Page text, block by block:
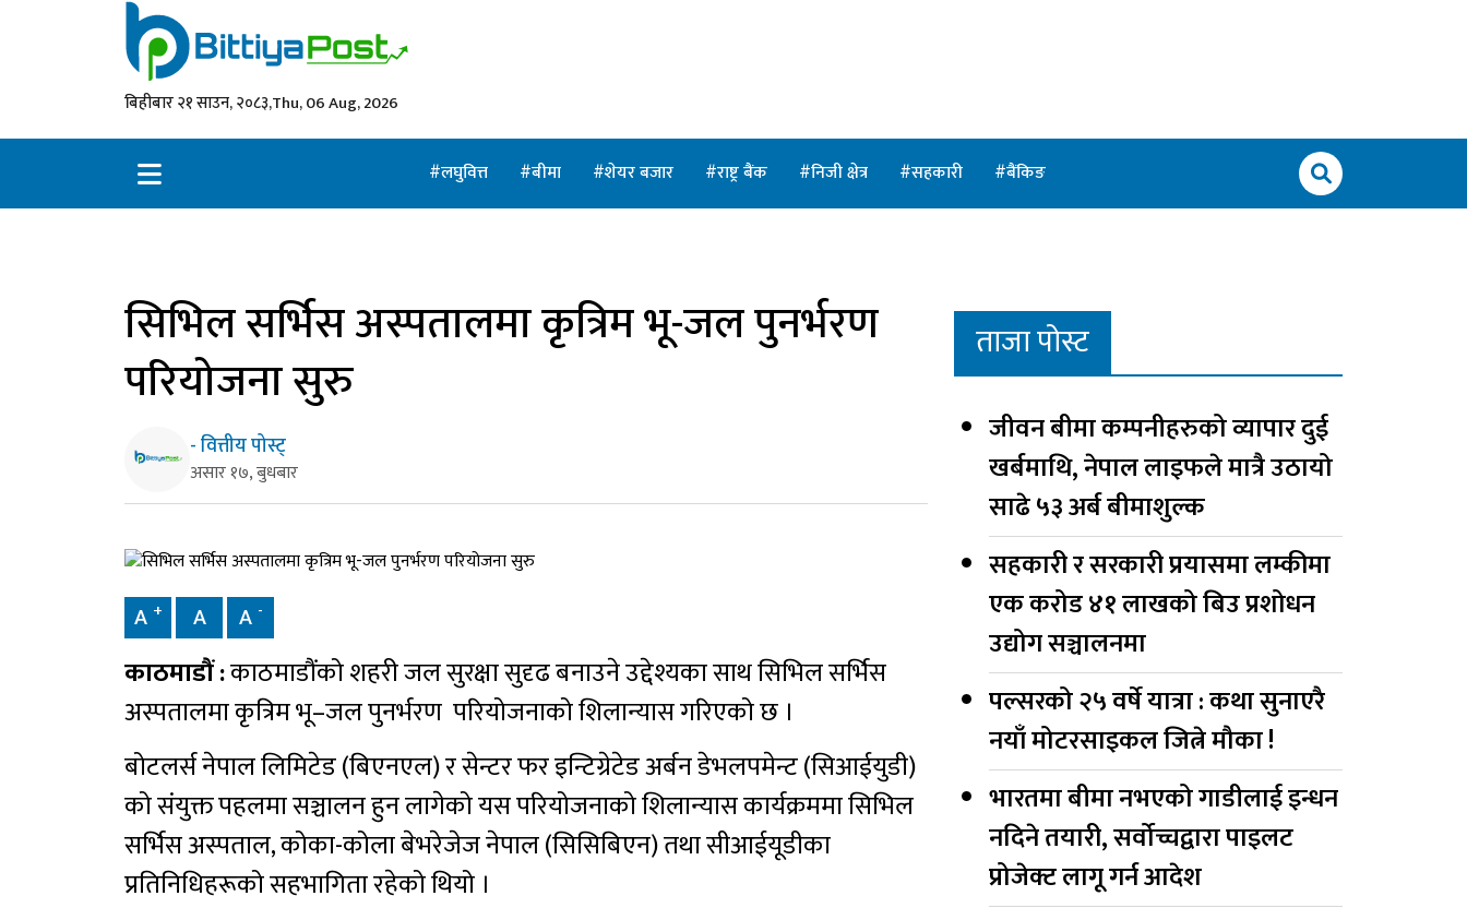
बिहीबार २१ साउन, २०८३,Thu, 06 Aug, 2026
लघुवित्त बीमा शेयर बजार राष्ट्र बैंक निजी क्षेत्र सहकारी बैंकिङ
सिभिल सर्भिस अस्पतालमा कृत्रिम भू-जल पुनर्भरण
परियोजना सुरु
- वित्तीय पोस्ट्
असार १७, बुधबार
A + A A -
काठमाडौं :काठमाडौंको शहरी जल सुरक्षा सुदृढ बनाउने उद्देश्यका साथ सिभिल सर्भिस
अस्पतालमा कृत्रिम भू–जल पुनर्भरण परियोजनाको शिलान्यास गरिएको छ ।
बोटलर्स नेपाल लिमिटेड (बिएनएल) र सेन्टर फर इन्टिग्रेटेड अर्बन डेभलपमेन्ट (सिआईयुडी)
को संयुक्त पहलमा सञ्चालन हुन लागेको यस परियोजनाको शिलान्यास कार्यक्रममा सिभिल
सर्भिस अस्पताल, कोका-कोला बेभरेजेज नेपाल (सिसिबिएन) तथा सीआईयूडीका
प्रतिनिधिहरूको सहभागिता रहेको थियो ।
ताजा पोस्ट
जीवन बीमा कम्पनीहरुको व्यापार दुई
खर्बमाथि, नेपाल लाइफले मात्रै उठायो
साढे ५३ अर्ब बीमाशुल्क
सहकारी र सरकारी प्रयासमा लम्कीमा
एक करोड ४१ लाखको बिउ प्रशोधन
उद्योग सञ्चालनमा
पल्सरको २५ वर्षे यात्रा : कथा सुनाएरै
नयाँ मोटरसाइकल जित्ने मौका !
भारतमा बीमा नभएको गाडीलाई इन्धन
नदिने तयारी, सर्वोच्चद्वारा पाइलट
प्रोजेक्ट लागू गर्न आदेश